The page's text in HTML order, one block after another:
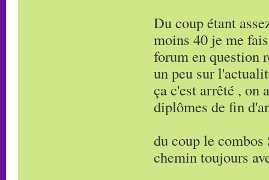
Du coup étant
moins 40 je me
forum en question
un peu sur
ça c'est arrêté , on
diplômes de fin
du coup le
chemin toujours